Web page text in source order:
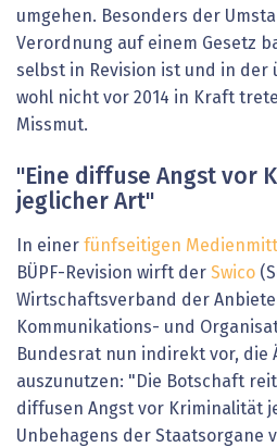
umgehen. Besonders der
Verordnung auf einem Gesetz
selbst in Revision ist und in der
wohl nicht vor 2014 in Kraft
Missmut.
"Eine diffuse Angst vor
jeglicher Art"
In einer fünfseitigen
BÜPF-Revision wirft der Swico
Wirtschaftsverband der
Kommunikations- und
Bundesrat nun indirekt vor, die
auszunutzen: "Die Botschaft
diffusen Angst vor Kriminalität
Unbehagens der Staatsorgane